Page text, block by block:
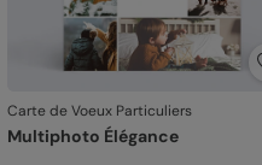
Carte de Voeux Particuliers
Multiphoto Élégance